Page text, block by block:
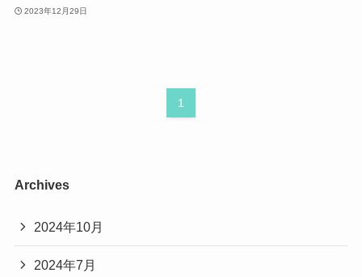
2023年12月29日
1
Archives
2024年10月
2024年7月